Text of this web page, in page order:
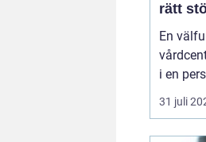
rätt
livet
En
i en
får
allt
31 juli